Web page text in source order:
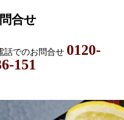
合せ
話でのお問合せ 0120-
151